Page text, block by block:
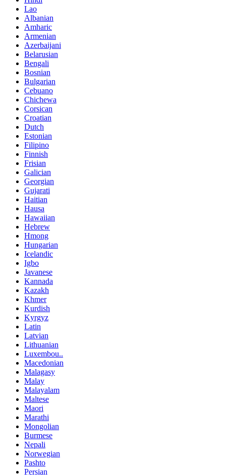
Lao
Albanian
Amharic
Armenian
Azerbaijani
Belarusian
Bengali
Bosnian
Bulgarian
Cebuano
Chichewa
Corsican
Croatian
Dutch
Estonian
Filipino
Finnish
Frisian
Galician
Georgian
Gujarati
Haitian
Hausa
Hawaiian
Hebrew
Hmong
Hungarian
Icelandic
Igbo
Javanese
Kannada
Kazakh
Khmer
Kurdish
Kyrgyz
Latin
Latvian
Lithuanian
Luxembou..
Macedonian
Malagasy
Malay
Malayalam
Maltese
Maori
Marathi
Mongolian
Burmese
Nepali
Norwegian
Pashto
Persian